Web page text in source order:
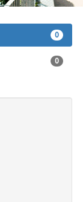
0
0